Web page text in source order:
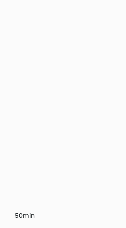
50min